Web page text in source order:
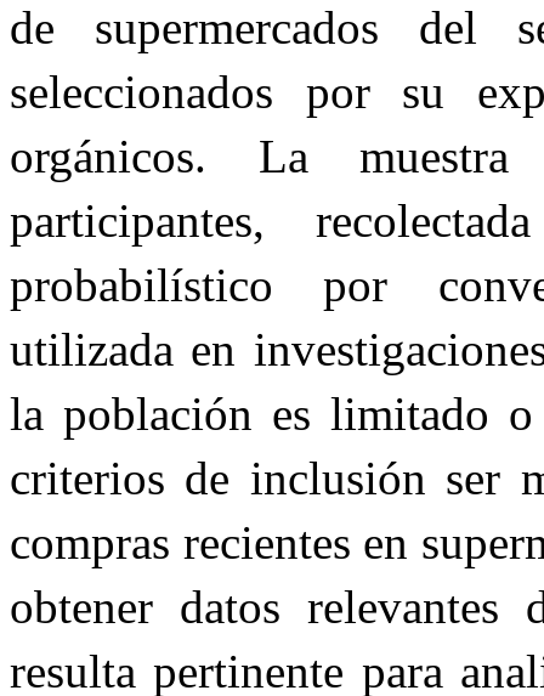
de supermercados del
seleccionados por su
orgánicos. La
participantes,
probabilístico por
utilizada en
la población es limitado o
criterios de inclusión ser
compras recientes en
obtener datos relevantes
resulta pertinente para